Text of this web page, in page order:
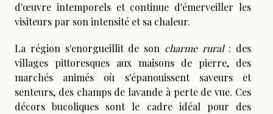
d'œuvre intemporels et continue d'émerveiller les
visiteurs par son intensité et sa chaleur.
La région s'enorgueillit de son charme rural: des
villages pittoresques aux maisons de pierre, des
marchés animés où s'épanouissent saveurs et
senteurs, des champs de lavande à perte de vue. Ces
décors bucoliques sont le cadre idéal pour des